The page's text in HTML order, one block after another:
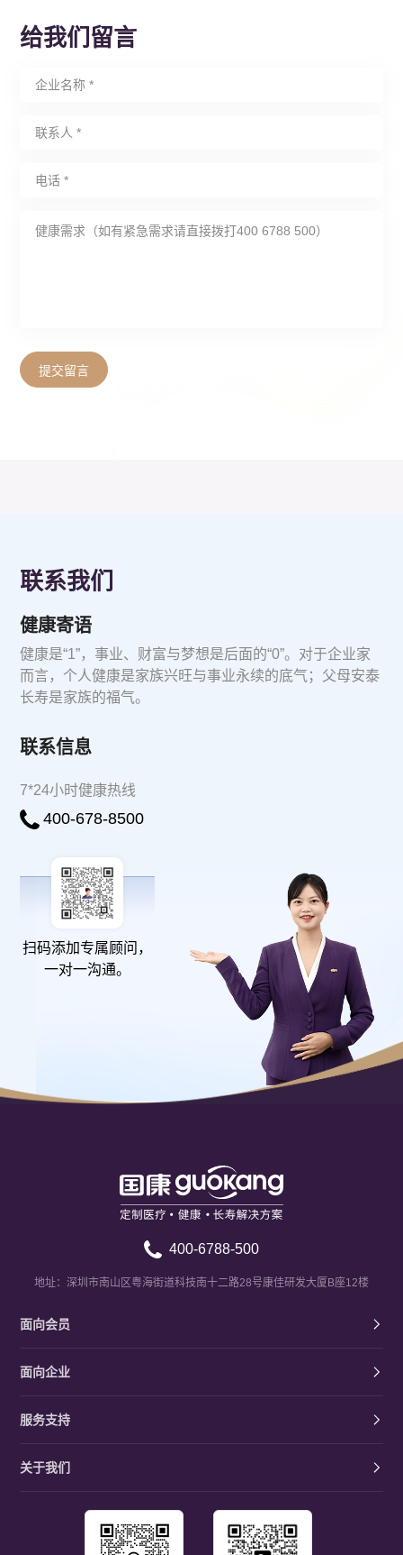
给我们留言
提交留言
联系我们
健康寄语
健康是“1”，事业、财富与梦想是后面的“0”。对于企业家
而言，个人健康是家族兴旺与事业永续的底气；父母安泰
长寿是家族的福气。
联系信息
7*24小时健康热线
400-678-8500
扫码添加专属顾问，
一对一沟通。
400-6788-500
地址：深圳市南山区粤海街道科技南十二路28号康佳研发大厦B座12楼
面向会员
面向企业
服务支持
关于我们